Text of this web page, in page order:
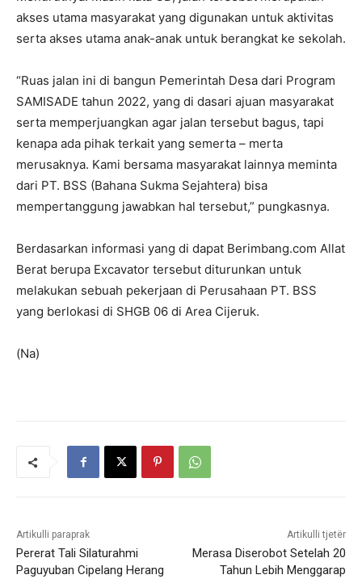
akses utama masyarakat yang digunakan untuk aktivitas
serta akses utama anak-anak untuk berangkat ke sekolah.
“Ruas jalan ini di bangun Pemerintah Desa dari Program
SAMISADE tahun 2022, yang di dasari ajuan masyarakat
serta memperjuangkan agar jalan tersebut bagus, tapi
kenapa ada pihak terkait yang semerta – merta
merusaknya. Kami bersama masyarakat lainnya meminta
dari PT. BSS (Bahana Sukma Sejahtera) bisa
mempertanggung jawabkan hal tersebut,” pungkasnya.
Berdasarkan informasi yang di dapat Berimbang.com Allat
Berat berupa Excavator tersebut diturunkan untuk
melakukan sebuah pekerjaan di Perusahaan PT. BSS
yang berlokasi di SHGB 06 di Area Cijeruk.
(Na)
Artikulli paraprak
Pererat Tali Silaturahmi
Paguyuban Cipelang Herang
Artikulli tjetër
Merasa Diserobot Setelah 20
Tahun Lebih Menggarap